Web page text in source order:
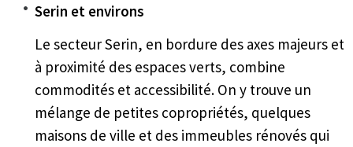
Serin et environs
Le secteur Serin, en bordure des axes majeurs et
à proximité des espaces verts, combine
commodités et accessibilité. On y trouve un
mélange de petites copropriétés, quelques
maisons de ville et des immeubles rénovés qui